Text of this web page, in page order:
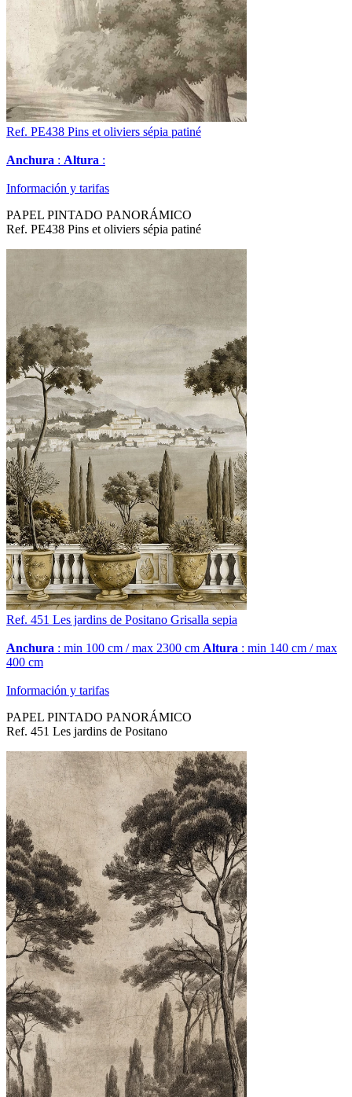
Ref. PE438 Pins et oliviers sépia patiné
Anchura : Altura :
Información y tarifas
PAPEL PINTADO PANORÁMICO
Ref. PE438 Pins et oliviers sépia patiné
Ref. 451 Les jardins de Positano Grisalla sepia
Anchura : min 100 cm / max 2300 cm Altura : min 140 cm / max
400 cm
Información y tarifas
PAPEL PINTADO PANORÁMICO
Ref. 451 Les jardins de Positano